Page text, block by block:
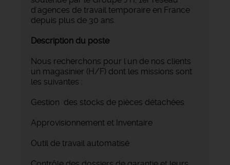
d'agences de travail temporaire en France
depuis plus de 30 ans.
Description du poste
Nous recherchons pour l'un de nos clients
un magasinier (H/F) dont les missions sont
les suivantes :
Gestion des stocks de pièces détachées
Approvisionnement et Inventaire
Outil de travail automatisé